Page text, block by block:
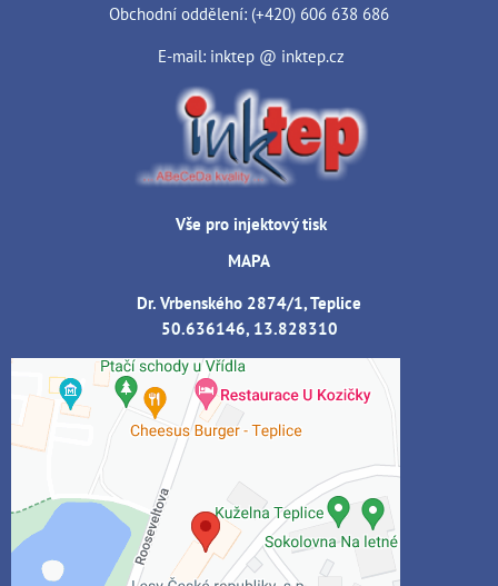
Obchodní oddělení: (+420) 606 638 686
E-mail: inktep @ inktep.cz
Vše pro injektový tisk
MAPA
Dr. Vrbenského 2874/1, Teplice
50.636146, 13.828310
Externí obsah je blokován Volbami
soukromí
Přejete si načíst externí obsah?
Povolit jednou